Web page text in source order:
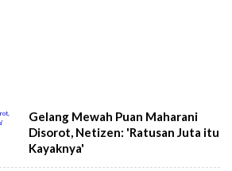
Gelang Mewah Puan Maharani
Disorot, Netizen: 'Ratusan Juta itu
Kayaknya'